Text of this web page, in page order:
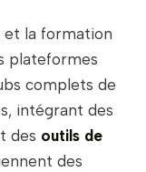
et la formation
plateformes
complets de
intégrant des
des outils de
des